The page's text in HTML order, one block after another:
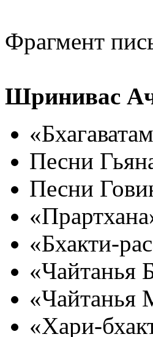
Фрагмент
Шринивас
Песни
Песни
«Бхакти-
«Чайтанья
«Чайтанья
«Хари-